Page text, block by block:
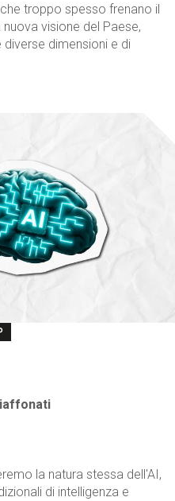
troppo spesso frenano il
visione del Paese,
dimensioni e di
la natura stessa dell'AI,
di intelligenza e